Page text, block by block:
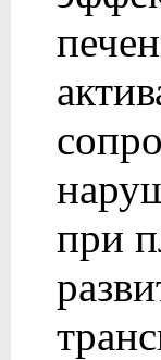
при